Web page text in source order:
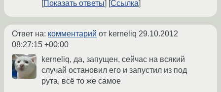
Показать ответы Ссылка
Ответ на: комментарий от kerneliq 29.10.2012
08:27:15 +00:00
kerneliq, да, запущен, сейчас на всякий
случай остановил его и запустил из под
рута, всё то же самое